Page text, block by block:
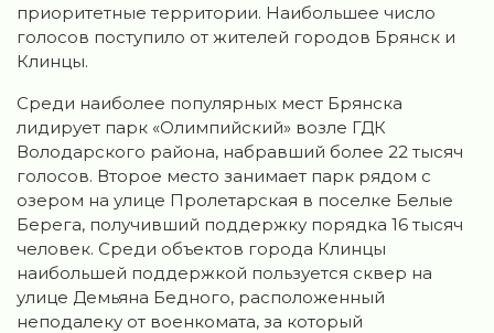
приоритетные территории. Наибольшее число
голосов поступило от жителей городов Брянск и
Клинцы.
Среди наиболее популярных мест Брянска
лидирует парк «Олимпийский» возле ГДК
Володарского района, набравший более 22 тысяч
голосов. Второе место занимает парк рядом с
озером на улице Пролетарская в поселке Белые
Берега, получивший поддержку порядка 16 тысяч
человек. Среди объектов города Клинцы
наибольшей поддержкой пользуется сквер на
улице Демьяна Бедного, расположенный
неподалеку от военкомата, за который